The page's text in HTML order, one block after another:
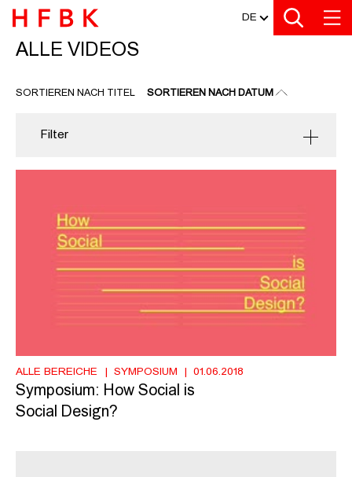
Zu den Filtern
Zur Metanavigation
Zur Hauptnavigation
Zur Suche
Zum Inhalt
Zum Seitenfuss DE
ALLE VIDEOS
ALLE VIDEOS
SORTIEREN NACH TITEL SORTIEREN NACH DATUM
Filter
ALLE BEREICHE SYMPOSIUM 01.06.2018
Symposium: How Social is
Social Design?